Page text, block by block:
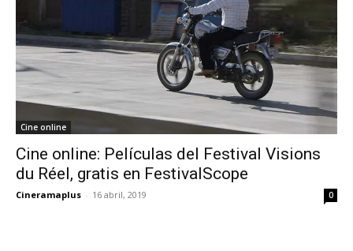
Cine online
Cine online: Películas del Festival Visions
du Réel, gratis en FestivalScope
Cineramaplus - 16 abril, 2019 0